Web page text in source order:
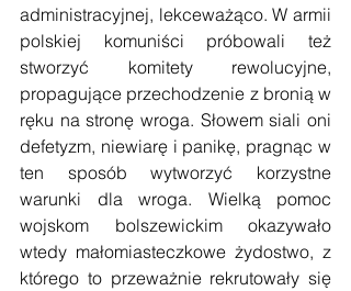
administracyjnej, lekceważąco. W armii
polskiej komuniści próbowali też
stworzyć komitety rewolucyjne,
propagujące przechodzenie z bronią w
ręku na stronę wroga. Słowem siali oni
defetyzm, niewiarę i panikę, pragnąc w
ten sposób wytworzyć korzystne
warunki dla wroga. Wielką pomoc
wojskom bolszewickim okazywało
wtedy małomiasteczkowe żydostwo, z
którego to przeważnie rekrutowały się